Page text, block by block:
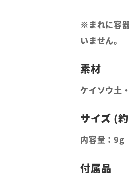
※まれに容
いません。
ケイソウ土
内容量：9g